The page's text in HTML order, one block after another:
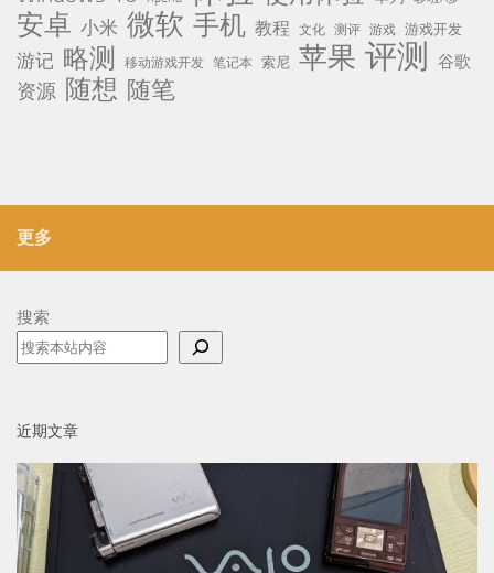
安卓 小米 微软 手机 教程 文化 测评 游戏 游戏开发
游记 略测 移动游戏开发 笔记本 索尼 苹果 评测 谷歌
资源 随想 随笔
更多
搜索
近期文章